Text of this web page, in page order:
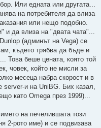
Или едната или другата...
на потребителя да влиза
или нещо подобно.
и да влиза на "двата чата"...
(админът на Vega) се
където трябва да бъде и
Това беше цената, която той
човек, който не мисли за
месеца набра скорост и в
server-и на UniBG. Бих казал,
като Omega през 1999)...
на печелившата този
2-рото име) и се подвизавa